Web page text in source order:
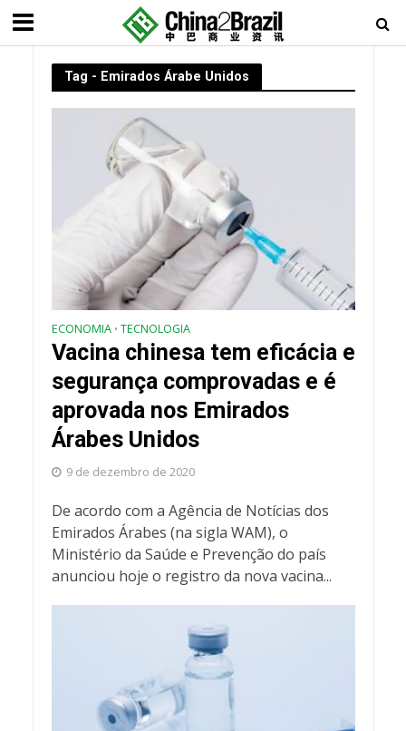
Tag - Emirados Árabe Unidos
ECONOMIA • TECNOLOGIA
Vacina chinesa tem eficácia e
segurança comprovadas e é
aprovada nos Emirados
Árabes Unidos
9 de dezembro de 2020
De acordo com a Agência de Notícias dos
Emirados Árabes (na sigla WAM), o
Ministério da Saúde e Prevenção do país
anunciou hoje o registro da nova vacina...